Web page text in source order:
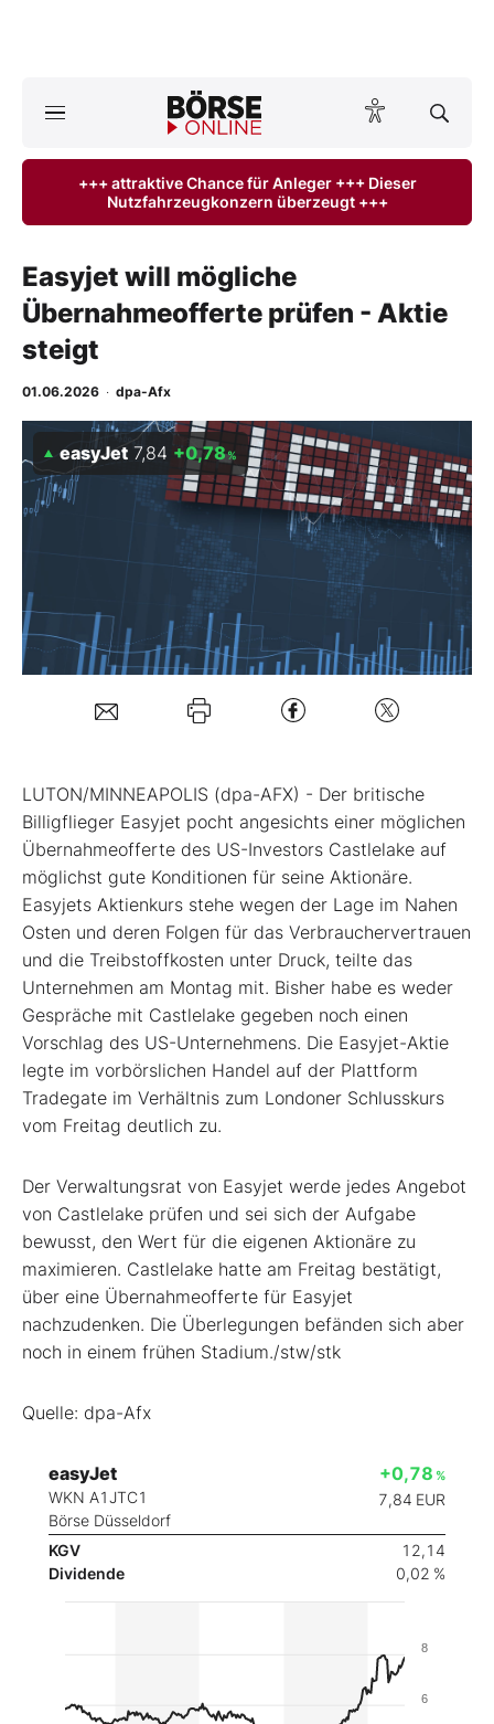
ktuelle Ausgabe BÖRSE ONLINE lesen
Anlageprodukte
Finanz-Check
Abo & Shop
BO-Musterdepots
Experten
Mein Konto
+++ attraktive Chance für Anleger +++ Dieser
Nutzfahrzeugkonzern überzeugt +++
Easyjet will mögliche
Übernahmeofferte prüfen - Aktie
steigt
01.06.2026 · dpa-Afx
easyJet 7,84 +0,78%
LUTON/MINNEAPOLIS (dpa-AFX) - Der britische
Billigflieger Easyjet pocht angesichts einer möglichen
Übernahmeofferte des US-Investors Castlelake auf
möglichst gute Konditionen für seine Aktionäre.
Easyjets Aktienkurs stehe wegen der Lage im Nahen
Osten und deren Folgen für das Verbrauchervertrauen
und die Treibstoffkosten unter Druck, teilte das
Unternehmen am Montag mit. Bisher habe es weder
Gespräche mit Castlelake gegeben noch einen
Vorschlag des US-Unternehmens. Die Easyjet-Aktie
legte im vorbörslichen Handel auf der Plattform
Tradegate im Verhältnis zum Londoner Schlusskurs
vom Freitag deutlich zu.
Der Verwaltungsrat von Easyjet werde jedes Angebot
von Castlelake prüfen und sei sich der Aufgabe
bewusst, den Wert für die eigenen Aktionäre zu
maximieren. Castlelake hatte am Freitag bestätigt,
über eine Übernahmeofferte für Easyjet
nachzudenken. Die Überlegungen befänden sich aber
noch in einem frühen Stadium./stw/stk
Quelle: dpa-Afx
easyJet
WKN A1JTC1
Börse Düsseldorf
+0,78 %
7,84 EUR
KGV
12,14
Dividende
0,02 %
6
8